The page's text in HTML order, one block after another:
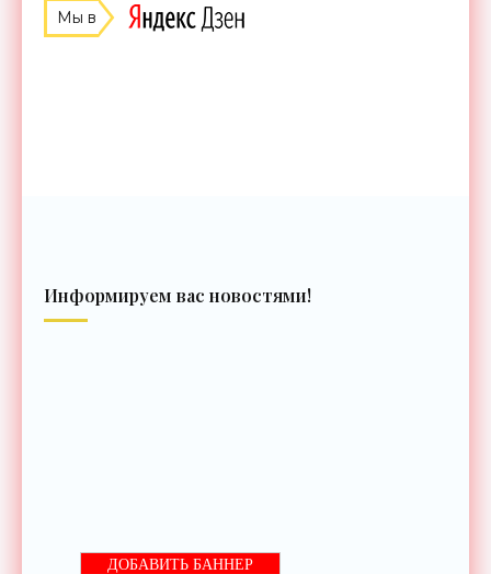
Мы в
Информируем вас новостями!
ДОБАВИТЬ БАННЕР